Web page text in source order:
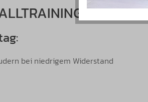
bei niedrigem Widerstand